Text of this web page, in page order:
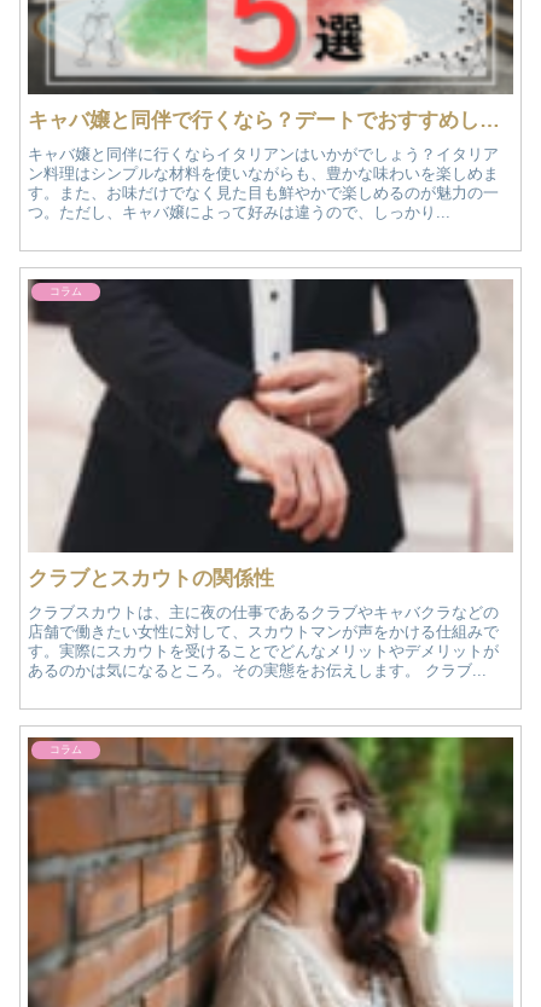
キャバ嬢と同伴で行くなら？デートでおすすめしたいイタリアン5選｜おすすめ夜遊び情報
キャバ嬢と同伴に行くならイタリアンはいかがでしょう？イタリア
ン料理はシンプルな材料を使いながらも、豊かな味わいを楽しめま
す。また、お味だけでなく見た目も鮮やかで楽しめるのが魅力の一
つ。ただし、キャバ嬢によって好みは違うので、しっかり...
コラム
クラブとスカウトの関係性
クラブスカウトは、主に夜の仕事であるクラブやキャバクラなどの
店舗で働きたい女性に対して、スカウトマンが声をかける仕組みで
す。実際にスカウトを受けることでどんなメリットやデメリットが
あるのかは気になるところ。その実態をお伝えします。 クラブ...
コラム